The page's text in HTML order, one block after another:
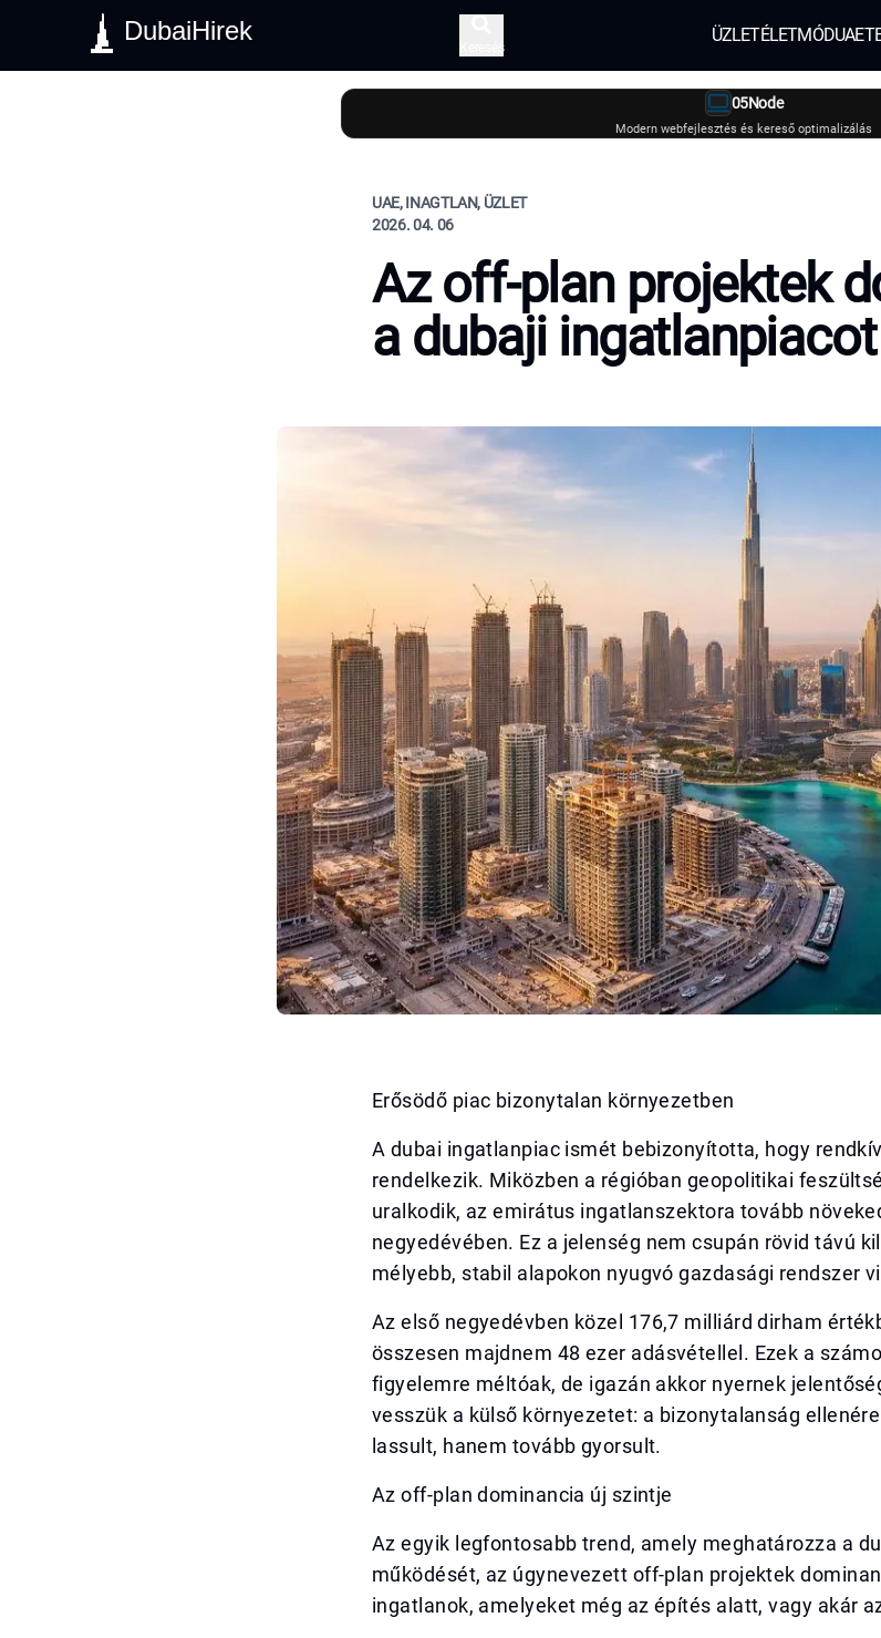
DubaiHirek
Keresés
ÜZLETÉLETMÓDUAE
05Node
Modern webfejlesztés és kereső optimalizálás
UAE, INAGTLAN, ÜZLET
2026. 04. 06
Az off-plan projektek
a dubaji ingatlanpiacot
Erősödő piac bizonytalan környezetben
A dubai ingatlanpiac ismét bebizonyította, hogy
rendelkezik. Miközben a régióban geopolitikai
uralkodik, az emirátus ingatlanszektora tovább
negyedévében. Ez a jelenség nem csupán rövid távú
mélyebb, stabil alapokon nyugvó gazdasági rendszer
Az első negyedévben közel 176,7 milliárd dirham
összesen majdnem 48 ezer adásvétellel. Ezek a
figyelemre méltóak, de igazán akkor nyernek
vesszük a külső környezetet: a bizonytalanság
lassult, hanem tovább gyorsult.
Az off-plan dominancia új szintje
Az egyik legfontosabb trend, amely meghatározza a
működését, az úgynevezett off-plan projektek
ingatlanok, amelyeket még az építés alatt, vagy akár